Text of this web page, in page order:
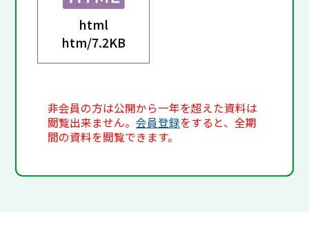
html
htm/7.2KB
非会員の方は公開から一年を超えた資料は
閲覧出来ません。会員登録をすると、全期
間の資料を閲覧できます。